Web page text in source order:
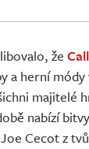
že
a herní módy
majitelé
nabízí
Cecot z